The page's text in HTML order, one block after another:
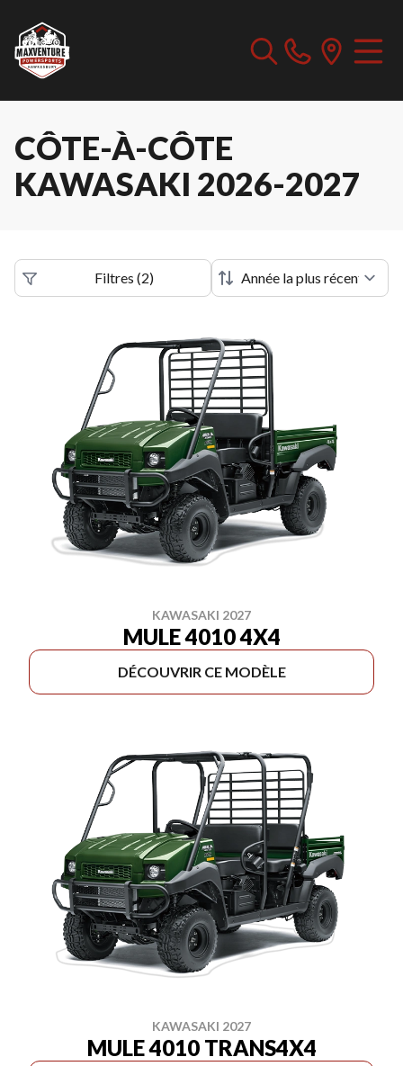
CÔTE-À-CÔTE
KAWASAKI 2026-2027
Filtres (2)
KAWASAKI 2027
MULE 4010 4X4
DÉCOUVRIR CE MODÈLE
KAWASAKI 2027
MULE 4010 TRANS4X4